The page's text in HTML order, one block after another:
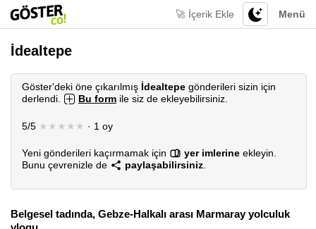
Menü
🚀 İçerik Ekle
İdealtepe
Göster'deki öne çıkarılmış İdealtepe gönderileri sizin için
derlendi.
Bu form ile siz de ekleyebilirsiniz.
5/5 ★★★★★ · 1 oy
Yeni gönderileri kaçırmamak için yer imlerine ekleyin.
Bunu çevrenizle de
paylaşabilirsiniz
Belgesel tadında, Gebze-Halkalı arası Marmaray yolculuk